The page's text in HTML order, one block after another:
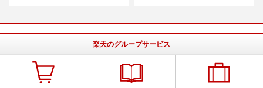
楽天のグループサービス